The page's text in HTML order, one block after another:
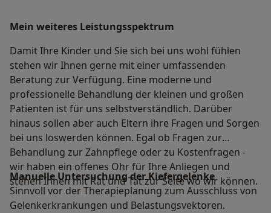
Mein weiteres Leistungs­spektrum
Damit Ihre Kinder und Sie sich bei uns wohl fühlen
stehen wir Ihnen gerne mit einer umfassenden
Beratung zur Verfügung. Eine moderne und
professionelle Behandlung der kleinen und großen
Patienten ist für uns selbstverständlich. Darüber
hinaus sollen aber auch Eltern ihre Fragen und Sorgen
bei uns loswerden können. Egal ob Fragen zur
Behandlung zur Zahnpflege oder zu Kostenfragen -
wir haben ein offenes Ohr für Ihre Anliegen und
stehen Ihnen mit Rat und Tat zur Seite wo wir können.
Manuelle Untersuchung der Kiefergelenke
Sinnvoll vor der Therapieplanung zum Ausschluss von
Gelenkerkrankungen und Belastungsvektoren.